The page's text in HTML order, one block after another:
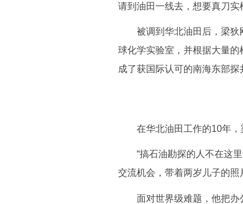
请到油田一线去，想要真刀实
被调到华北油田后，梁狄
球化学实验室，并根据大量的
成了获国际认可的南海东部探
在华北油田工作的10年，
“搞石油勘探的人不在这里
交流机会，带着两岁儿子的照
面对世界级难题，他把办